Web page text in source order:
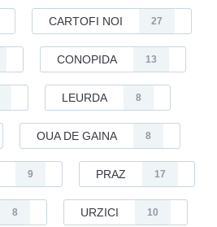
CARTOFI NOI 27
CONOPIDA 13
LEURDA 8
OUA DE GAINA 8
9 PRAZ 17
8 URZICI 10